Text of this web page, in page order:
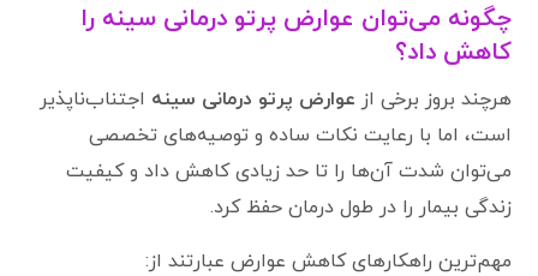
چگونه می‌توان عوارض پرتو درمانی سینه را
کاهش داد؟
هرچند بروز برخی از عوارض پرتو درمانی سینه اجتناب‌ناپذیر
است، اما با رعایت نکات ساده و توصیه‌های تخصصی
می‌توان شدت آن‌ها را تا حد زیادی کاهش داد و کیفیت
زندگی بیمار را در طول درمان حفظ کرد.
مهم‌ترین راهکارهای کاهش عوارض عبارتند از: